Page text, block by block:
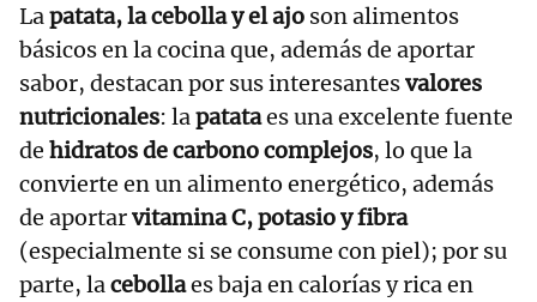
Lapatata, la cebolla y el ajo son alimentos
básicos en la cocina que, además de aportar
sabor, destacan por sus interesantesvalores
nutricionales: lapatataes una excelente fuente
de hidratos de carbono complejos, lo que la
convierte en un alimento energético, además
de aportarvitamina C, potasio y fibra
(especialmente si se consume con piel); por su
parte, lacebollaes baja en calorías y rica en